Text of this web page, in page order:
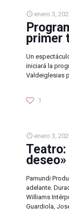
enero 3,
primer
Un
iniciará la
Valdeiglesias
1
enero 3,
Teatro:
deseo»
Pamundi
adelante.
Williams
Guardiola,